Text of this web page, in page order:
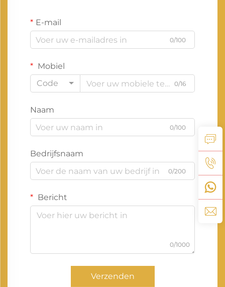
E-mail
0/100
Mobiel
Code
0/16
Naam
0/100
Bedrijfsnaam
0/200
Bericht
0/1000
Verzenden